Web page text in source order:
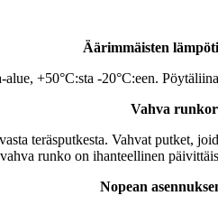
Äärimmäisten
+50°C:sta -20°C:een.
Vahva
teräsputkesta. Vahvat putket,
vahva runko on ihanteellinen
Nopean